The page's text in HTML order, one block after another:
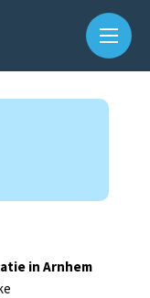
in Arnhem